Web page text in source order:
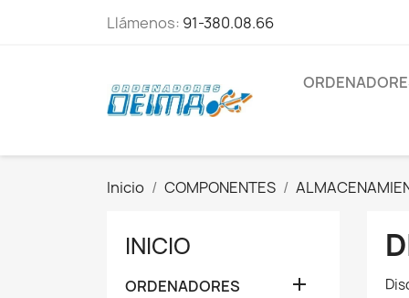
Llámenos: 91-380.08.66
Inicio COMPONENTES
INICIO
ORDENADORES 